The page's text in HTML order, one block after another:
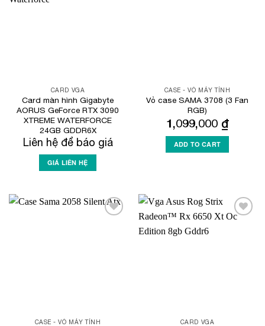
CARD VGA
Card màn hình Gigabyte
AORUS GeForce RTX 3090
XTREME WATERFORCE
24GB GDDR6X
Liên hệ để báo giá
GIÁ LIÊN HỆ
CASE - VỎ MÁY TÍNH
Vỏ case SAMA 3708 (3 Fan
RGB)
1,099,000 ₫
ADD TO CART
CASE - VỎ MÁY TÍNH CARD VGA